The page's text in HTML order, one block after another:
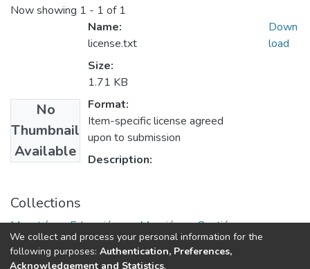
Now showing 1 - 1 of 1
No
Thumbnail
Available
Name:
license.txt
Size:
1.71 KB
Format:
Item-specific license agreed
upon to submission
Description:
Down
load
Collections
Maestría en Educación con Mención en Gestión y
Acreditación Educativa
We collect and process your personal information for the
following purposes: Authentication, Preferences,
Acknowledgement and Statistics.